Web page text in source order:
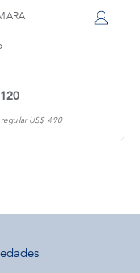
SPORTMAX
US$ 240
Precio regular US$ 1,300